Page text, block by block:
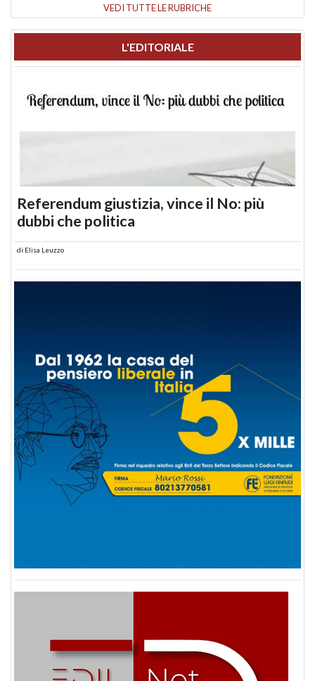
VEDI TUTTE LE RUBRICHE
L'EDITORIALE
Referendum giustizia, vince il No: più
dubbi che politica
di Elisa Leuzzo